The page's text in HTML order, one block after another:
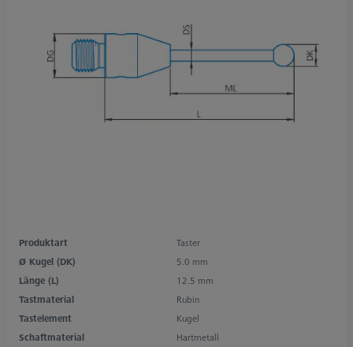
Produktart
Taster
Ø Kugel (DK)
5.0 mm
Länge (L)
12.5 mm
Tastmaterial
Rubin
Tastelement
Kugel
Schaftmaterial
Hartmetall